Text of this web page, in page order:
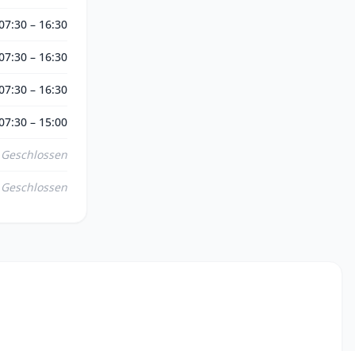
– 16:30
– 16:30
– 16:30
– 15:00
Geschlossen
Geschlossen